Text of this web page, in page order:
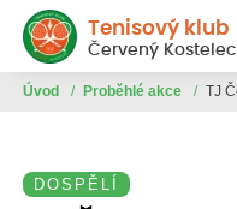
Tenisový klub
Červený Kostelec
Úvod / Proběhlé akce /
DOSPĚLÍ